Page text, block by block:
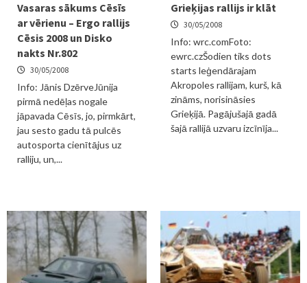
Vasaras sākums Cēsīs
ar vērienu – Ergo rallijs
Cēsis 2008 un Disko
nakts Nr.802
30/05/2008
Info: Jānis DzērveJūnija
pirmā nedēļas nogale
jāpavada Cēsīs, jo, pirmkārt,
jau sesto gadu tā pulcēs
autosporta cienītājus uz
ralliju, un,...
Grieķijas rallijs ir klāt
30/05/2008
Info: wrc.comFoto:
ewrc.czŠodien tiks dots
starts leģendārajam
Akropoles rallijam, kurš, kā
zināms, norisināsies
Grieķijā. Pagājušajā gadā
šajā rallijā uzvaru izcīnīja...